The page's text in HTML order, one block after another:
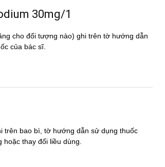
30mg/1
cho đối tượng nào) ghi trên tờ hướng dẫn
của bác sĩ.
trên bao bì, tờ hướng dẫn sử dụng thuốc
thay đổi liều dùng.